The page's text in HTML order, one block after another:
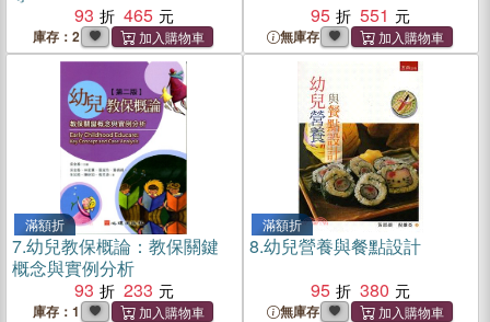
93
465
庫存：2
95
551
無庫存
滿額折
7.幼兒教保概論：教保關鍵
概念與實例分析
93
233
庫存：1
滿額折
8.幼兒營養與餐點設計
95
380
無庫存